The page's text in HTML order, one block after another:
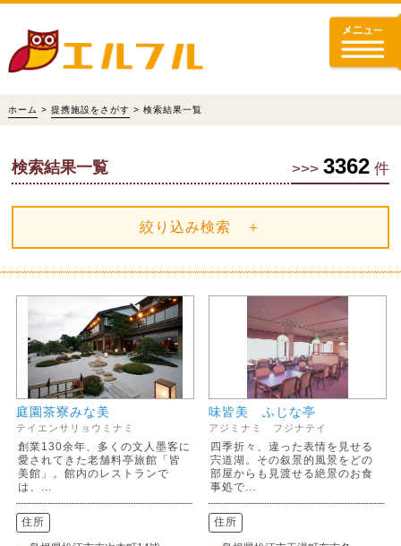
ホーム > 提携施設をさがす > 検索結果一覧
>>> 3362 件
検索結果一覧
絞り込み検索 ＋
庭園茶寮みな美
テイエンサリョウミナミ
創業130余年、多くの文人墨客に
愛されてきた老舗料亭旅館「皆
美館」。館内のレストランで
は、...
住所
味皆美 ふじな亭
アジミナミ フジナテイ
四季折々、違った表情を見せる
宍道湖。その叙景的風景をどの
部屋からも見渡せる絶景のお食
事処で...
住所